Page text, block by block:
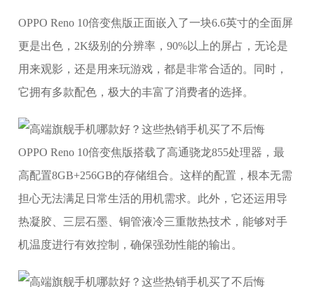
OPPO Reno 10倍变焦版正面嵌入了一块6.6英寸的全面屏
更是出色，2K级别的分辨率，90%以上的屏占，无论是
用来观影，还是用来玩游戏，都是非常合适的。同时，
它拥有多款配色，极大的丰富了消费者的选择。
OPPO Reno 10倍变焦版搭载了高通骁龙855处理器，最
高配置8GB+256GB的存储组合。这样的配置，根本无需
担心无法满足日常生活的用机需求。此外，它还运用导
热凝胶、三层石墨、铜管液冷三重散热技术，能够对手
机温度进行有效控制，确保强劲性能的输出。